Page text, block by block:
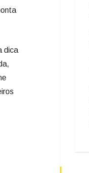
dica